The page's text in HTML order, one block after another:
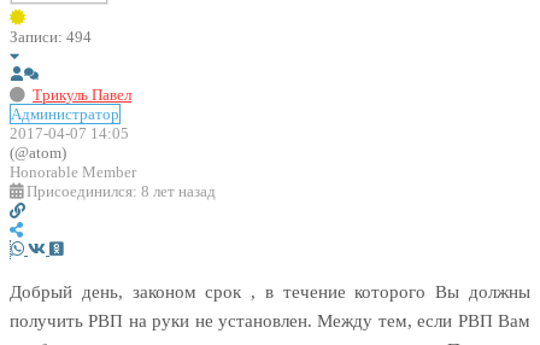
Записи: 494
Трикуль Павел
Администратор
2017-04-07 14:05
(@atom)
Honorable Member
Присоединился: 8 лет назад
Добрый день, законом срок , в течение которого Вы должны
получить РВП на руки не установлен. Между тем, если РВП Вам